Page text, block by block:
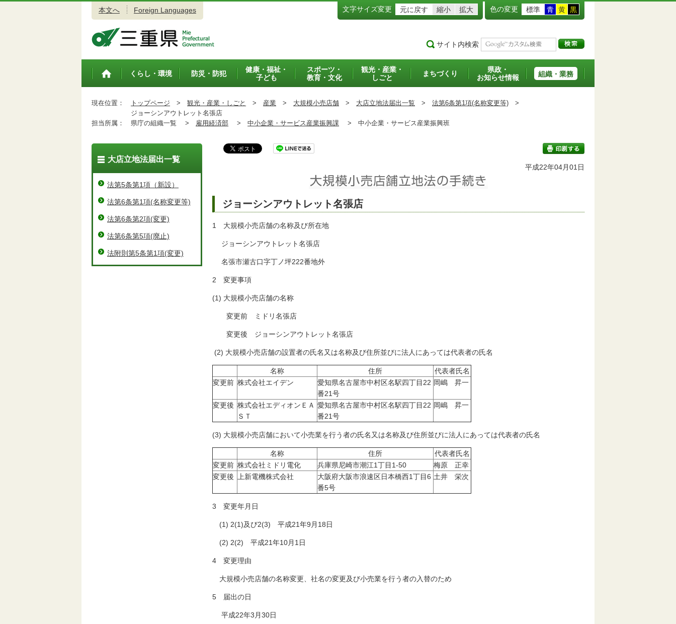
本文へ Foreign Languages 文字サイズ変更 元に戻す 縮小 拡大 色の変更 標準 青 黄 黒
サイト内検索
トップペ
くらし・環境 防災・防犯
健康・福祉・
子ども
スポーツ・
教育・文化
観光・産業・
しごと
まちづくり
県政・
お知らせ情報
組織・業務
現在位置： トップページ > 観光・産業・しごと > 産業 > 大規模小売店舗 > 大店立地法届出一覧 > 法第6条第1項(名称変更等) >
ジョーシンアウトレット名張店
担当所属：
県庁の組織一覧 > 雇用経済部 > 中小企業・サービス産業振興課 > 中小企業・サービス産業振興班
平成22年04月01日
ジョーシンアウトレット名張店
1 大規模小売店舗の名称及び所在地
ジョーシンアウトレット名張店
名張市瀬古口字丁ノ坪222番地外
2 変更事項
(1) 大規模小売店舗の名称
変更前 ミドリ名張店
変更後 ジョーシンアウトレット名張店
(2) 大規模小売店舗の設置者の氏名又は名称及び住所並びに法人にあっては代表者の氏名
名称 住所
代表者氏名
変更前 株式会社エイデン
愛知県名古屋市中村区名駅四丁目22
番21号
岡嶋 昇一
変更後 株式会社エディオンＥＡ
ＳＴ
愛知県名古屋市中村区名駅四丁目22
番21号
岡嶋 昇一
(3) 大規模小売店舗において小売業を行う者の氏名又は名称及び住所並びに法人にあっては代表者の氏名
名称 住所
代表者氏名
変更前 株式会社ミドリ電化 兵庫県尼崎市潮江1丁目1-50
梅原 正幸
変更後
上新電機株式会社
大阪府大阪市浪速区日本橋西1丁目6
番5号
土井 栄次
3 変更年月日
(1) 2(1)及び2(3) 平成21年9月18日
(2) 2(2) 平成21年10月1日
4 変更理由
大規模小売店舗の名称変更、社名の変更及び小売業を行う者の入替のため
5 届出の日
平成22年3月30日
大店立地法届出一覧
法第5条第1項（新設）
法第6条第1項(名称変更等)
法第6条第2項(変更)
法第6条第5項(廃止)
法附則第5条第1項(変更)